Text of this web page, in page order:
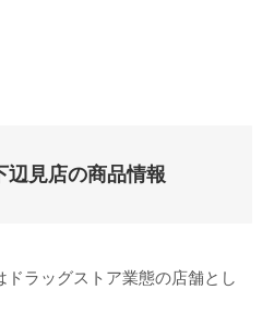
見店の商品情報
ドラッグストア業態の店舗とし